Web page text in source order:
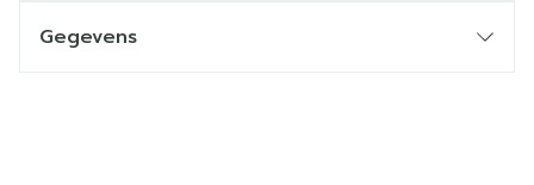
Gegevens